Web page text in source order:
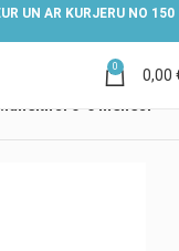
UN AR KURJERU NO 150
0 0,00